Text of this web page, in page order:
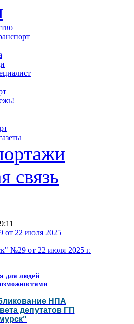
связь
№29 от 22 июля 2025 г.
для людей
НПА
депутатов ГП